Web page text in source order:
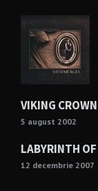
VIKING
5 august 2002
LABYRINTH
12 decembrie 2007